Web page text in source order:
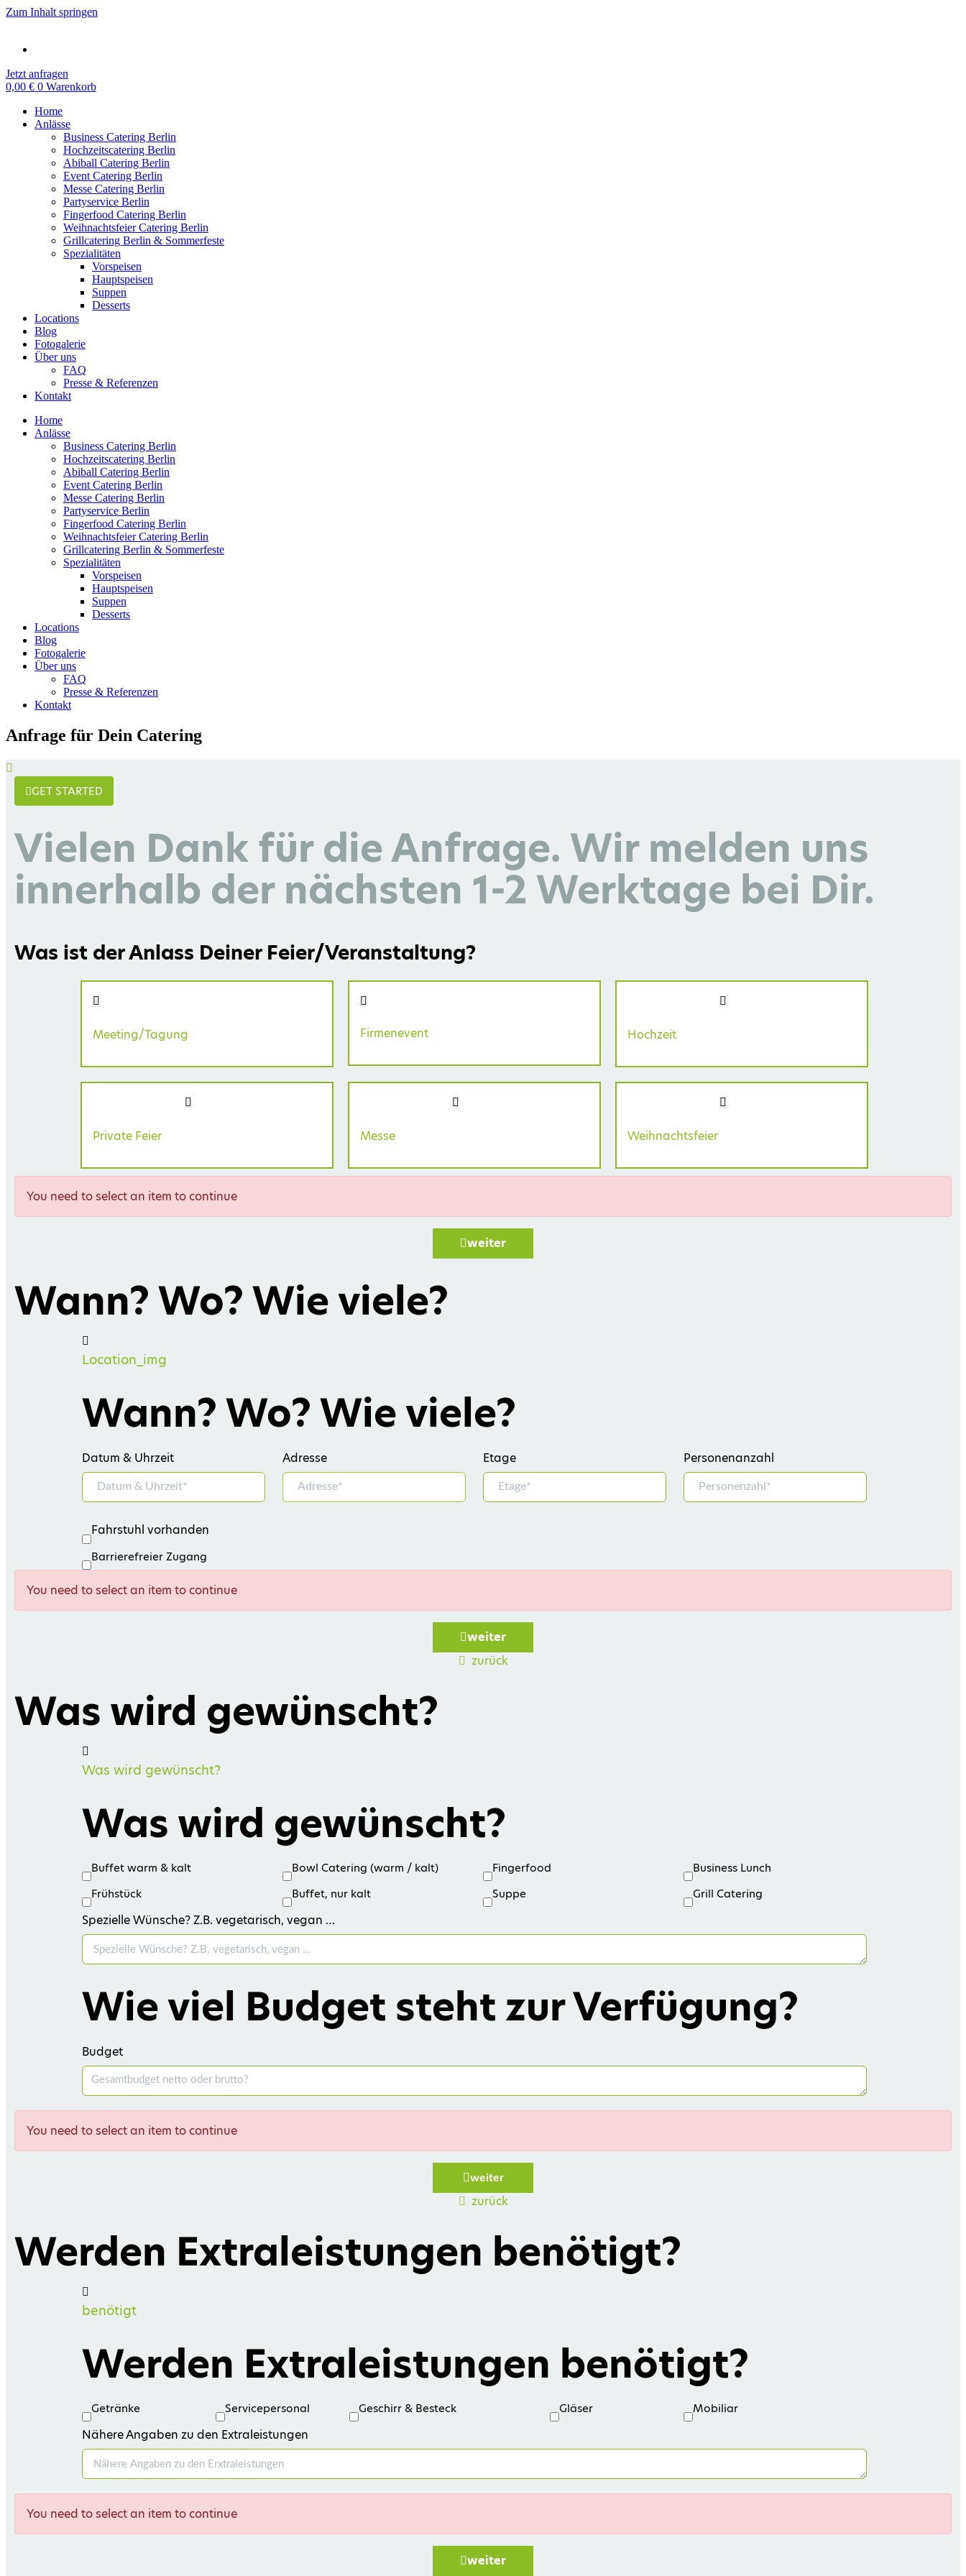
Zum Inhalt springen
Jetzt anfragen
0,00 € 0 Warenkorb
Home
Anlässe
Business Catering Berlin
Hochzeitscatering Berlin
Abiball Catering Berlin
Event Catering Berlin
Messe Catering Berlin
Partyservice Berlin
Fingerfood Catering Berlin
Weihnachtsfeier Catering Berlin
Grillcatering Berlin & Sommerfeste
Spezialitäten
Vorspeisen
Hauptspeisen
Suppen
Desserts
Locations
Blog
Fotogalerie
Über uns
FAQ
Presse & Referenzen
Kontakt
Home
Anlässe
Business Catering Berlin
Hochzeitscatering Berlin
Abiball Catering Berlin
Event Catering Berlin
Messe Catering Berlin
Partyservice Berlin
Fingerfood Catering Berlin
Weihnachtsfeier Catering Berlin
Grillcatering Berlin & Sommerfeste
Spezialitäten
Vorspeisen
Hauptspeisen
Suppen
Desserts
Locations
Blog
Fotogalerie
Über uns
FAQ
Presse & Referenzen
Kontakt
Anfrage für Dein Catering
GET STARTED
Vielen Dank für die Anfrage. Wir melden uns
innerhalb der nächsten 1-2 Werktage bei Dir.
Was ist der Anlass Deiner Feier/Veranstaltung?
Meeting/Tagung Firmenevent Hochzeit
Private Feier Messe Weihnachtsfeier
You need to select an item to continue
weiter
Wann? Wo? Wie viele?
Location_img
Wann? Wo? Wie viele?
Datum & Uhrzeit Adresse Etage Personenanzahl
Fahrstuhl vorhanden
Barrierefreier Zugang
You need to select an item to continue
weiter
zurück
Was wird gewünscht?
Was wird gewünscht?
Was wird gewünscht?
Buffet warm & kalt Bowl Catering (warm / kalt) Fingerfood
Business Lunch
Frühstück
Buffet, nur kalt Suppe Grill Catering
Spezielle Wünsche? Z.B. vegetarisch, vegan …
Wie viel Budget steht zur Verfügung?
Budget
You need to select an item to continue
weiter
zurück
Werden Extraleistungen benötigt?
benötigt
Werden Extraleistungen benötigt?
Getränke Servicepersonal Geschirr & Besteck Gläser Mobiliar
Nähere Angaben zu den Extraleistungen
You need to select an item to continue
weiter